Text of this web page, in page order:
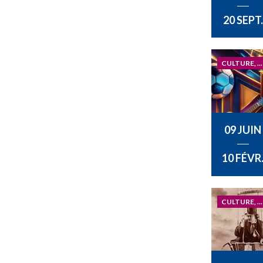
20 SEPT.
CULTURE, ...
09 JUIN
10 FÉVR.
CULTURE, ...